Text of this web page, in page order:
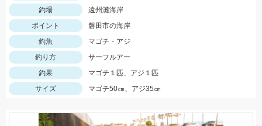
釣場
遠州灘海岸
ポイント
磐田市の海岸
釣魚
マゴチ・アジ
釣り方
サーフルアー
釣果
マゴチ１匹、アジ１匹
サイズ
マゴチ50㎝、アジ35㎝